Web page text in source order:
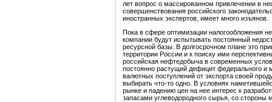
лет вопрос о массированном привлечении в
совершенствования российского
иностранных экспертов, имеет много изъянов.
Пока в сфере оптимизации налогообложения
компании будут испытывать постоянный
ресурсной базы. В долгосрочном плане это
территории России и к поиску ими
российская нефтедобыча в современных
постоянно растущий дефицит федерального и
валютных поступлений от экспорта своей
выбирать что-то одно. В условиях
рынке и падению цен на нее интерес к
запасами углеводородного сырья, со